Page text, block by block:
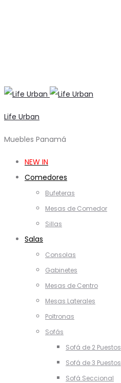
Life Urban
Muebles Panamá
NEW IN
Comedores
Bufeteras
Mesas de Comedor
Sillas
Salas
Consolas
Gabinetes
Mesas de Centro
Mesas Laterales
Poltronas
Sofás
Sofá de 2 Puestos
Sofá de 3 Puestos
Sofá Seccional